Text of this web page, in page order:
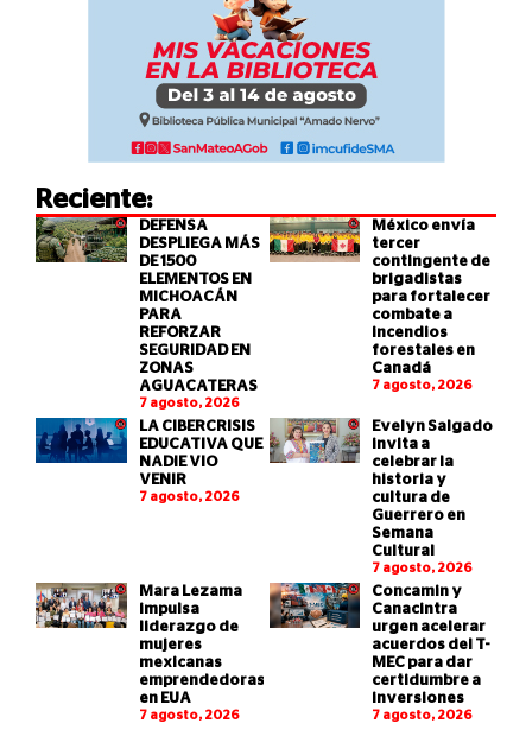
Reciente:
DEFENSA
DESPLIEGA MÁS
DE 1500
ELEMENTOS EN
MICHOACÁN
PARA
REFORZAR
SEGURIDAD EN
ZONAS
AGUACATERAS
7 agosto, 2026
México envía
tercer
contingente de
brigadistas
para fortalecer
combate a
incendios
forestales en
Canadá
7 agosto, 2026
LA CIBERCRISIS
EDUCATIVA QUE
NADIE VIO
VENIR
7 agosto, 2026
Evelyn Salgado
invita a
celebrar la
historia y
cultura de
Guerrero en
Semana
Cultural
7 agosto, 2026
Mara Lezama
impulsa
liderazgo de
mujeres
mexicanas
emprendedoras
en EUA
7 agosto, 2026
Concamin y
Canacintra
urgen acelerar
acuerdos del T-
MEC para dar
certidumbre a
inversiones
7 agosto, 2026